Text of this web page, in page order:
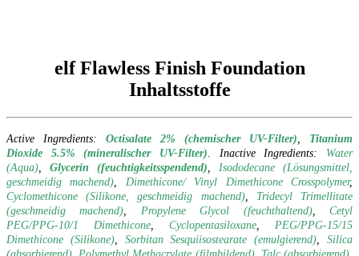
elf Flawless Finish Foundation
Inhaltsstoffe
Active Ingredients: Octisalate 2% (chemischer UV-Filter)
Titanium
Dioxide 5.5% (mineralischer UV-Filter) . Inactive Ingredients: Water
(Aqua)
Glycerin (feuchtigkeitsspendend)
Isododecane (Lösungsmittel,
geschmeidig machend)
Dimethicone/ Vinyl Dimethicone Crosspolymer,
Cyclomethicone
(Silikone, geschmeidig machend), Tridecyl Trimellitate
(geschmeidig machend)
Propylene Glycol (feuchthaltend),Cetyl
PEG/PPG-10/1 Dimethicone
Cyclopentasiloxane
PEG/PPG-15/15
Dimethicone (Silikone), Sorbitan Sesquiisostearate (emulgierend)
Silica